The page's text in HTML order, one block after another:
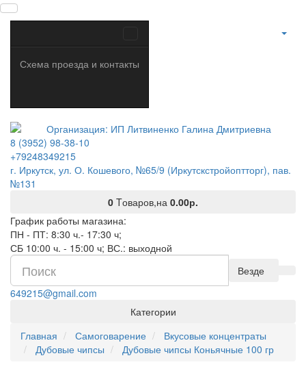
Схема проезда и контакты
8 (3952) 98-38-10
+79248349215
г. Иркутск, ул. О. Кошевого, №65/9 (Иркутскстройоптторг), пав.
№131
0 Tоваров,на 0.00р.
График работы магазина:
ПН - ПТ: 8:30 ч.- 17:30 ч;
СБ 10:00 ч. - 15:00 ч; ВС.: выходной
Везде
649215@gmail.com
Категории
Главная
Самоговарение
Вкусовые концентраты
Дубовые чипсы
Дубовые чипсы Коньячные 100 гр